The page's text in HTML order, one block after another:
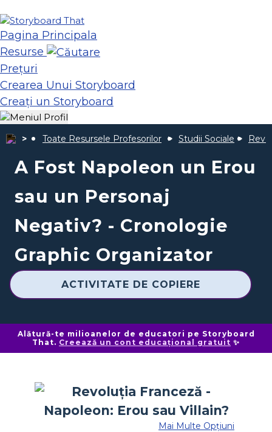
Pagina Principala
Resurse
Prețuri
Crearea Unui Storyboard
Creați un Storyboard
Toate Resursele Profesorilor Studii Sociale
A Fost Napoleon un Erou
sau un Personaj
Negativ? - Cronologie
Graphic Organizator
ACTIVITATE DE COPIERE
Alătură-te milioanelor de educatori pe Storyboard
That. Creează un cont educațional gratuit ✨
Mai Multe Opțiuni